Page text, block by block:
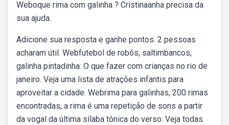
Weboque rima com galinha ? Cristinaanha precisa da
sua ajuda.
Adicione sua resposta e ganhe pontos. 2 pessoas
acharam útil. Webfutebol de robôs, saltimbancos,
galinha pintadinha: O que fazer com crianças no rio de
janeiro. Veja uma lista de atrações infantis para
aproveitar a cidade. Webrima para galinhas, 200 rimas
encontradas, a rima é uma repetição de sons a partir
da vogal da última sílaba tônica do verso: Veja todas